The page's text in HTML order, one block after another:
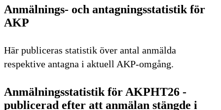
Anmälnings- och antagningsstatistik för
AKP
Här publiceras statistik över antal anmälda
respektive antagna i aktuell AKP-omgång.
Anmälningsstatistik för AKPHT26 -
publicerad efter att anmälan stängde i